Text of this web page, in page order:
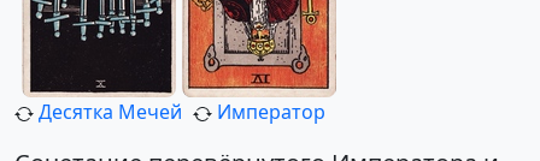
Десятка Мечей Император